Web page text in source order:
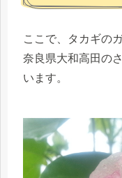
ここで、タカギの
奈良県大和高田の
います。